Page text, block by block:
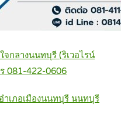
กลางนนทบุรี (ริเวอไรน์
081-422-0606
เภอเมืองนนทบุรี นนทบุรี